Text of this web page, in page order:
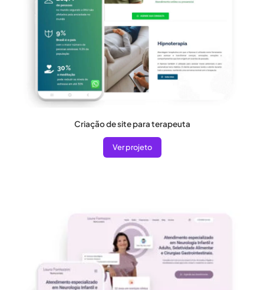
Criação de site para terapeuta
Ver projeto